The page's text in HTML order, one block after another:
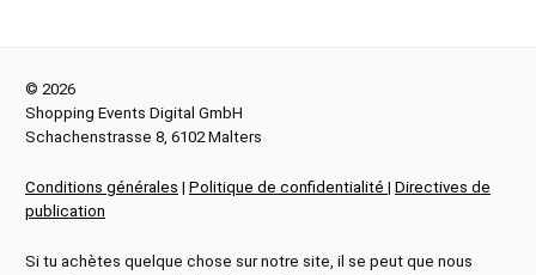
© 2026
Shopping Events Digital GmbH
Schachenstrasse 8, 6102 Malters
Conditions générales | Politique de confidentialité | Directives de
publication
Si tu achètes quelque chose sur notre site, il se peut que nous